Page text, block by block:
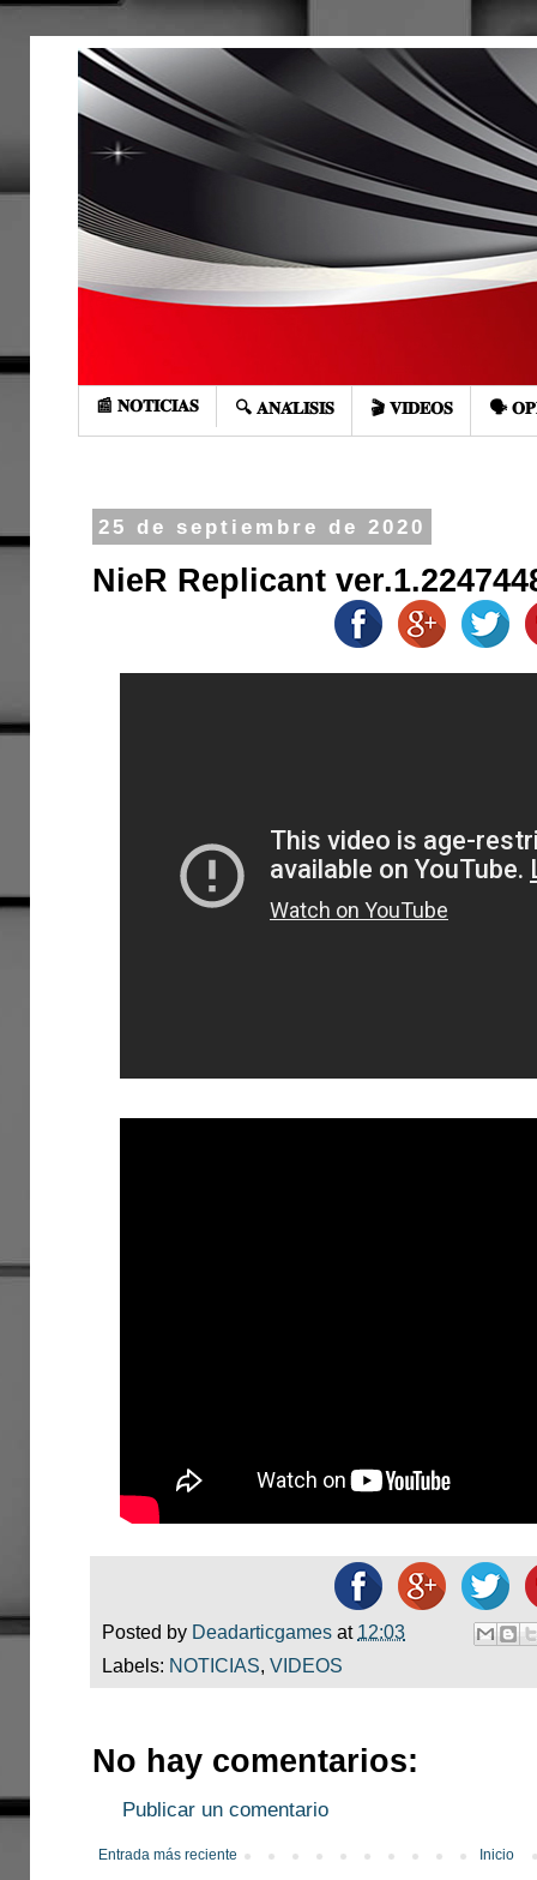
📰 𝐍𝐎𝐓𝐈𝐂𝐈𝐀𝐒 🔍 𝐀𝐍𝐀́𝐋𝐈𝐒𝐈𝐒 🎬 𝐕𝐈𝐃𝐄𝐎𝐒 🗣️
25 de septiembre de 2020
NieR Replicant
Posted by Deadarticgames at 12:03
Labels: NOTICIAS, VIDEOS
No hay comentarios:
Publicar un comentario
Entrada más reciente Inicio